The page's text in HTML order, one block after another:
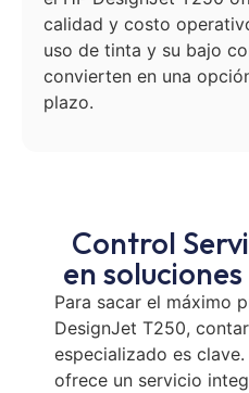
calidad y costo
uso de tinta y su bajo
convierten en una
plazo.
Control
en
Para sacar el máximo
DesignJet T250,
especializado es clave.
ofrece un servicio